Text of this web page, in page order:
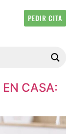
PEDIR CITA
CASA: